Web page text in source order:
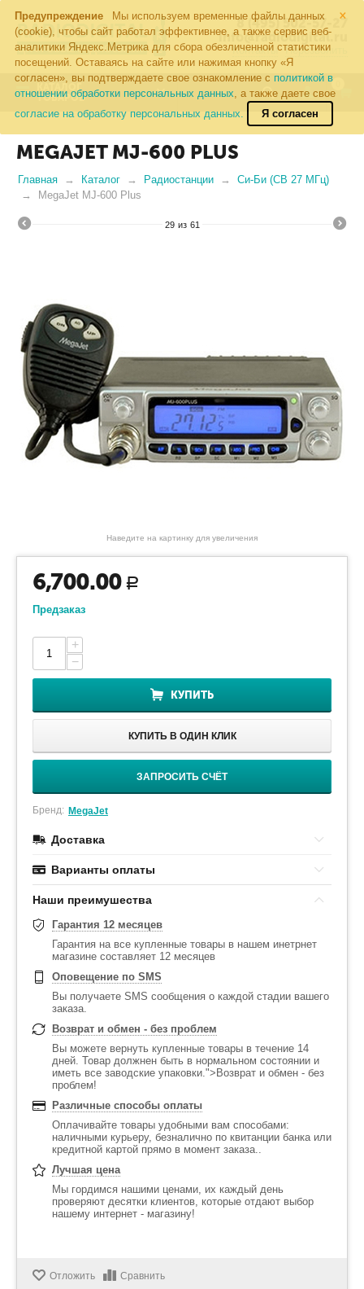
×
Предупреждение
Мы используем временные файлы данных
(cookie), чтобы сайт работал эффективнее, а также сервис веб-
аналитики Яндекс.Метрика для сбора обезличенной статистики
посещений. Оставаясь на сайте или нажимая кнопку «Я
согласен», вы подтверждаете свое ознакомление с политикой в
отношении обработки персональных данных, а также даете свое
согласие на обработку персональных данных.
Я согласен
8 (495) 502-57-27
info@radiodigital.ru
Контакты Перезвонить
КАТАЛОГ
ТОВАРОВ
MEGAJET MJ-600 PLUS
Главная Каталог Радиостанции
Си-Би (CB 27 МГц)
MegaJet MJ-600 Plus
29 из 61
Наведите на картинку для увеличения
6,700.00 Р
Предзаказ
+
−
КУПИТЬ
КУПИТЬ В ОДИН КЛИК
ЗАПРОСИТЬ СЧЁТ
Бренд: MegaJet
Доставка
Варианты оплаты
Наши преимушества
Гарантия 12 месяцев
Гарантия на все купленные товары в нашем инетрнет
магазине составляет 12 месяцев
Оповещение по SMS
Вы получаете SMS сообщения о каждой стадии вашего
заказа.
Возврат и обмен - без проблем
Вы можете вернуть купленные товары в течение 14
дней. Товар должнен быть в нормальном состоянии и
иметь все заводские упаковки.">Возврат и обмен - без
проблем!
Различные способы оплаты
Оплачивайте товары удобными вам способами:
наличными курьеру, безналично по квитанции банка или
кредитной картой прямо в момент заказа..
Лучшая цена
Мы гордимся нашими ценами, их каждый день
проверяют десятки клиентов, которые отдают выбор
нашему интернет - магазину!
Отложить Сравнить